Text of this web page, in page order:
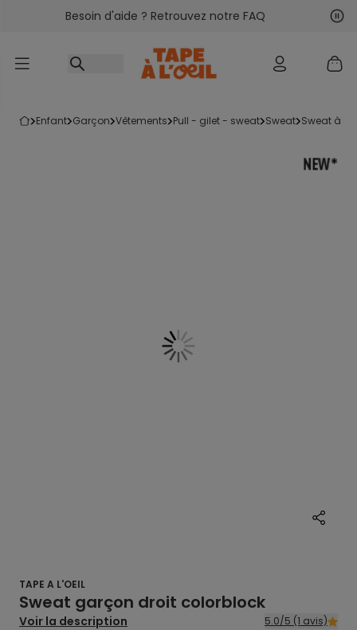
Accéder au contenu
Besoin d'aide ? Retrouvez notre FAQ
enfant garçon vêtements pull - gilet - sweat sweat sweat à
TAPE A L'OEIL
Sweat garçon droit colorblock
Voir la description 5.0/5 (1 avis)